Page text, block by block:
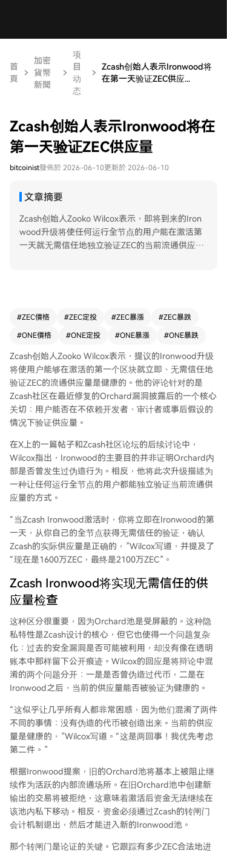
首
頁
加密
貨幣
新聞
项
目
动
态
Zcash创始人表示Ironwood将
在第一天验证ZEC供应...
Zcash创始人表示Ironwood将在
第一天验证ZEC供应量
bitcoinist發佈於 2026-06-10更新於 2026-06-10
文章摘要
Zcash创始人Zooko Wilcox表示，即将到来的Iron
wood升级将使任何运行全节点的用户能在激活第
一天就无需信任地独立验证ZEC的当前流通供应量
行为，而是通过“转门”会计机制确保当前供应量可
活跃的内部流通场所，资金必须通过转门计量后才
能进入新的Ironwood池，从而任何超出合法进入
量的超额ZEC都将无法继续流通或转出。 他认为，
无论Orchard池中是否存在伪造代币，Ironwood都
将在激活首日即刻消除任何超额ZEC，使用户能立
即本地验证ZEC供应量的健全性（当前约1600万
枚，最终2100万枚）。若未来有超额ZEC尝试转
是否被利用提供证据。
#ZEC價格 #ZEC定投 #ZEC暴漲 #ZEC暴跌
#ONE價格 #ONE定投 #ONE暴漲 #ONE暴跌
Zcash创始人Zooko Wilcox表示，提议的Ironwood升级
将使用户能够在激活的第一个区块就立即、无需信任地
验证ZEC的流通供应量是健康的。他的评论针对的是
Zcash社区在最近修复的Orchard漏洞披露后的一个核心
关切：用户能否在不依赖开发者、审计者或事后假设的
情况下验证供应量。
在X上的一篇帖子和Zcash社区论坛的后续讨论中，
Wilcox指出，Ironwood的主要目的并非证明Orchard内
部是否曾发生过伪造行为。相反，他将此次升级描述为
一种让任何运行全节点的用户都能独立验证当前流通供
应量的方式。
“当Zcash Ironwood激活时，你将立即在Ironwood的第
一天，从你自己的全节点获得无需信任的验证，确认
Zcash的实际供应量是正确的，”Wilcox写道，并提及了
“现在是1600万ZEC，最终是2100万ZEC”。
Zcash Ironwood将实现无需信任的供
应量检查
这种区分很重要，因为Orchard池是受屏蔽的。这种隐
私特性是Zcash设计的核心，但它也使得一个问题复杂
化：过去的安全漏洞是否可能被利用，却没有像在透明
账本中那样留下公开痕迹。Wilcox的回应是将辩论中混
淆的两个问题分开：一是是否曾伪造过代币，二是在
Ironwood之后，当前的供应量能否被验证为健康的。
“这似乎让几乎所有人都非常困惑，因为他们混淆了两件
不同的事情：没有伪造的代币被创造出来。当前的供应
量是健康的，”Wilcox写道。“这是两回事！我优先考虑
第二件。”
根据Ironwood提案，旧的Orchard池将基本上被阻止继
续作为活跃的内部流通场所。在旧Orchard池中创建新
输出的交易将被拒绝，这意味着激活后资金无法继续在
该池内私下移动。相反，资金必须通过Zcash的转闸门
会计机制退出，然后才能进入新的Ironwood池。
那个转闸门是论证的关键。它跟踪有多少ZEC合法地进